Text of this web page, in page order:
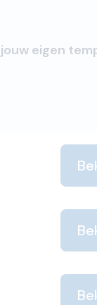
eigen